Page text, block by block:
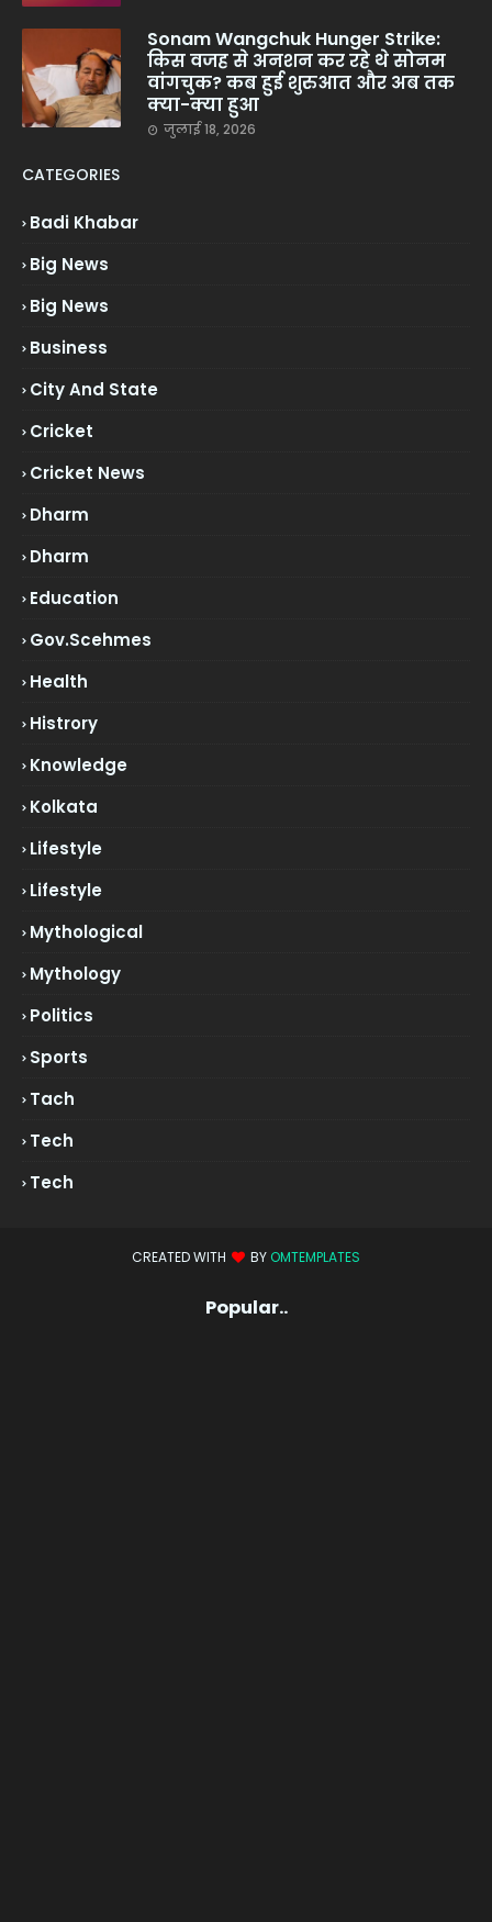
Sonam Wangchuk Hunger Strike:
किस वजह से अनशन कर रहे थे सोनम
वांगचुक? कब हुई शुरुआत और अब तक
क्या-क्या हुआ
जुलाई 18, 2026
CATEGORIES
Badi Khabar
Big News
Big News
Business
City And State
Cricket
Cricket News
Dharm
Dharm
Education
Gov.scehmes
Health
Histrory
Knowledge
Kolkata
Lifestyle
Lifestyle
Mythological
Mythology
Politics
Sports
Tach
Tech
Tech
CREATED WITH BY OMTEMPLATES
Popular..